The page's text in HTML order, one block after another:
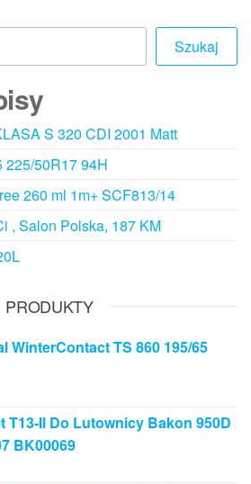
Szukaj
S 320 CDI 2001 Matt
225/50R17 94H
260 ml 1m+ SCF813/14
, Salon Polska, 187 KM
PRODUKTY
WinterContact TS 860 195/65
T13-Il Do Lutownicy Bakon 950D
BK00069